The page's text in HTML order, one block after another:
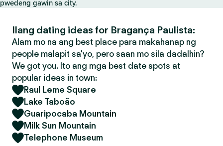
pwedeng gawin sa city.
Ilang dating ideas for Bragança Paulista:
Alam mo na ang best place para makahanap ng
people malapit sa'yo, pero saan mo sila dadalhin?
We got you. Ito ang mga best date spots at
popular ideas in town:
Raul Leme Square
Lake Taboão
Guaripocaba Mountain
Milk Sun Mountain
Telephone Museum